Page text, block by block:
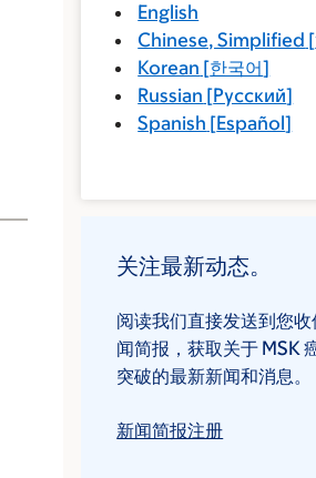
English
Chinese, Simplified [
Korean [한국어]
Russian [Русский]
Spanish [Español]
关注最新动态。
阅读我们直接发送到您
闻简报，获取关于 MSK
突破的最新新闻和消息。
新闻简报注册